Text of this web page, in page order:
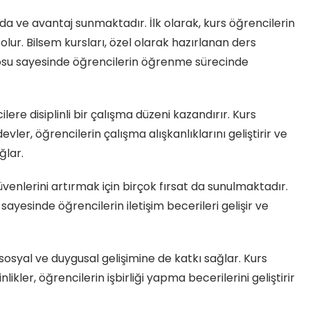
ve avantaj sunmaktadır. İlk olarak, kurs öğrencilerin
Bilsem kursları, özel olarak hazırlanan ders
sayesinde öğrencilerin öğrenme sürecinde
disiplinli bir çalışma düzeni kazandırır. Kurs
öğrencilerin çalışma alışkanlıklarını geliştirir ve
artırmak için birçok fırsat da sunulmaktadır.
öğrencilerin iletişim becerileri gelişir ve
ve duygusal gelişimine de katkı sağlar. Kurs
öğrencilerin işbirliği yapma becerilerini geliştirir